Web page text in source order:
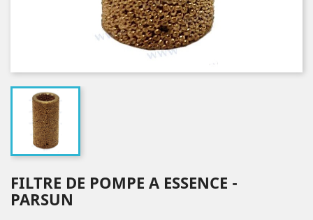
FILTRE DE POMPE A ESSENCE -
PARSUN